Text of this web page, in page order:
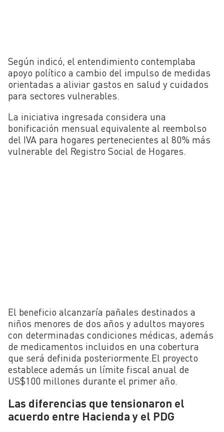
Según indicó, el entendimiento contemplaba
apoyo político a cambio del impulso de medidas
orientadas a aliviar gastos en salud y cuidados
para sectores vulnerables.
La iniciativa ingresada considera una
bonificación mensual equivalente al reembolso
del IVA para hogares pertenecientes al 80% más
vulnerable del Registro Social de Hogares.
El beneficio alcanzaría pañales destinados a
niños menores de dos años y adultos mayores
con determinadas condiciones médicas, además
de medicamentos incluidos en una cobertura
que será definida posteriormente.El proyecto
establece además un límite fiscal anual de
US$100 millones durante el primer año.
Las diferencias que tensionaron el
acuerdo entre Hacienda y el PDG